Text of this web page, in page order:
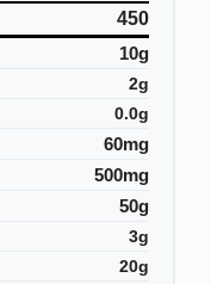
450
10g
2g
0.0g
60mg
500mg
50g
3g
20g